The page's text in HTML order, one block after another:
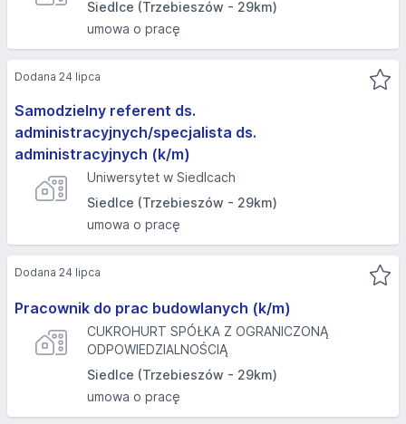
Siedlce (Trzebieszów - 29km)
umowa o pracę
Samodzielny referent ds.
administracyjnych/specjalista ds.
administracyjnych (k/m)
Uniwersytet w Siedlcach
Siedlce (Trzebieszów - 29km)
umowa o pracę
Dodana 24 lipca
Pracownik do prac budowlanych (k/m)
CUKROHURT SPÓŁKA Z OGRANICZONĄ
ODPOWIEDZIALNOŚCIĄ
Siedlce (Trzebieszów - 29km)
umowa o pracę
Dodana 24 lipca